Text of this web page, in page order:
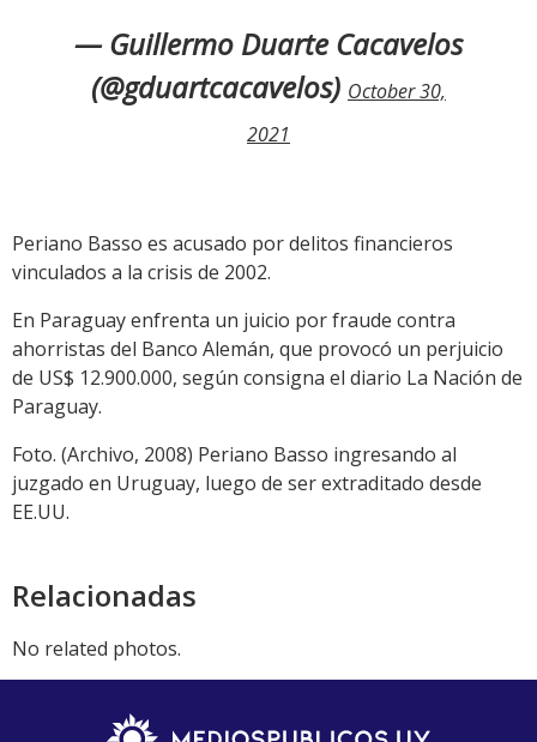
— Guillermo Duarte Cacavelos
(@gduartcacavelos) October 30,
2021
Periano Basso es acusado por delitos financieros
vinculados a la crisis de 2002.
En Paraguay enfrenta un juicio por fraude contra
ahorristas del Banco Alemán, que provocó un perjuicio
de US$ 12.900.000, según consigna el diario La Nación de
Paraguay.
Foto. (Archivo, 2008) Periano Basso ingresando al
juzgado en Uruguay, luego de ser extraditado desde
EE.UU.
Relacionadas
No related photos.